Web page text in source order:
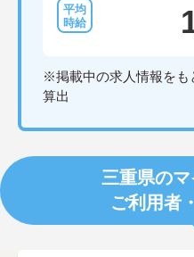
※掲載中の求人情報をも
算出
三重県の
ご利用者